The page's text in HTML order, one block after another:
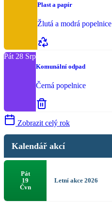
Plast a papír
Žlutá a modrá popelnice
Pát 28 Srp
Komunální odpad
Černá popelnice
Zobrazit celý rok
Kalendář akcí
Pát
19
Čvn
Letní akce 2026